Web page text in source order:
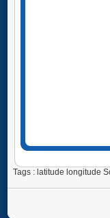
Tags : latitude longitude